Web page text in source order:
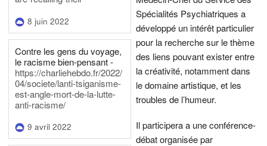
8 juin 2022
Contre les gens du voyage,
le racisme bien-pensant -
https://charliehebdo.fr/2022/
04/societe/lanti-tsiganisme-
est-angle-mort-de-la-lutte-
anti-racisme/
9 avril 2022
Spécialités Psychiatriques a
développé un intérêt particulier
pour la recherche sur le thème
des liens pouvant exister entre
la créativité, notamment dans
le domaine artistique, et les
troubles de l’humeur.
Il participera a une conférence-
débat organisée par